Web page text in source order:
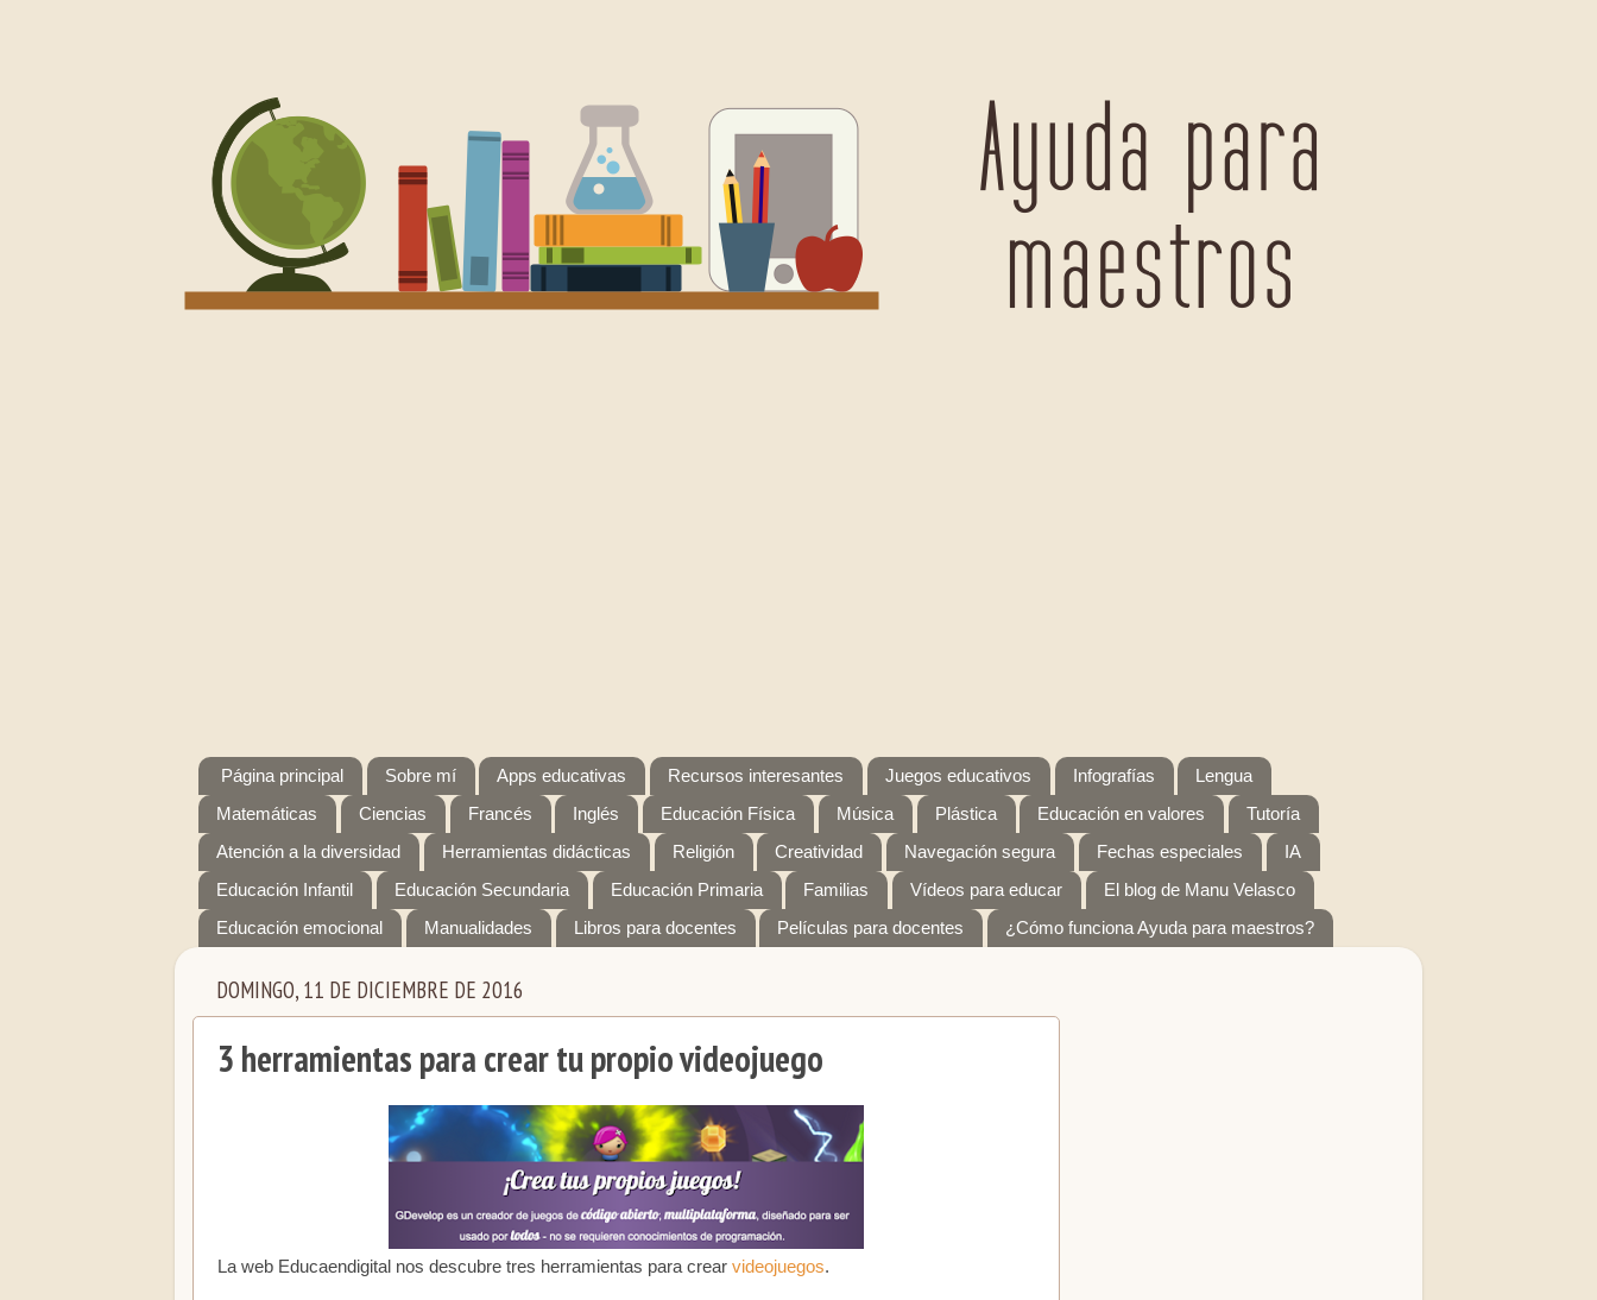
Página principal Sobre mí Apps educativas Recursos interesantes Juegos educativos Infografías
Lengua
Matemáticas
Ciencias Francés Inglés Educación Física Música Plástica Educación en valores
Tutoría
Atención a la diversidad
Herramientas didácticas Religión Creatividad Navegación segura Fechas especiales
IA
Educación Infantil
Educación Secundaria Educación Primaria Familias Vídeos para educar
El blog de Manu Velasco
Educación emocional
Manualidades Libros para docentes Películas para docentes ¿Cómo funciona Ayuda para maestros?
DOMINGO, 11 DE DICIEMBRE DE 2016
3 herramientas para crear tu propio videojuego
La web Educaendigital nos descubre tres herramientas para crear videojuegos.